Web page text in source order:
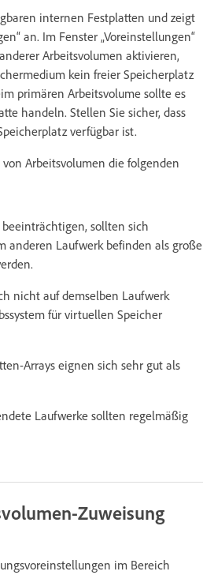
internen Festplatten und zeigt
an. Im Fenster „Voreinstellungen“
Arbeitsvolumen aktivieren,
kein freier Speicherplatz
primären Arbeitsvolume sollte es
handeln. Stellen Sie sicher, dass
verfügbar ist.
Arbeitsvolumen die folgenden
sollten sich
anderen Laufwerk befinden als große
nicht auf demselben Laufwerk
für virtuellen Speicher
Arrays eignen sich sehr gut als
Laufwerke sollten regelmäßig
Zuweisung
im Bereich